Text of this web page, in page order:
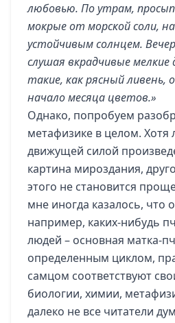
любовью. По утрам,
мокрые от морской соли,
устойчивым солнцем.
слушая вкрадчивые мелкие
такие, как рясный
начало месяца цветов.»
Однако, попробуем
метафизике в целом. Хотя
движущей силой
картина мироздания,
этого не становится
мне иногда казалось, что
например, каких-нибудь
людей – основная матка-
определенным циклом,
самцом соответствуют
биологии, химии,
далеко не все читатели